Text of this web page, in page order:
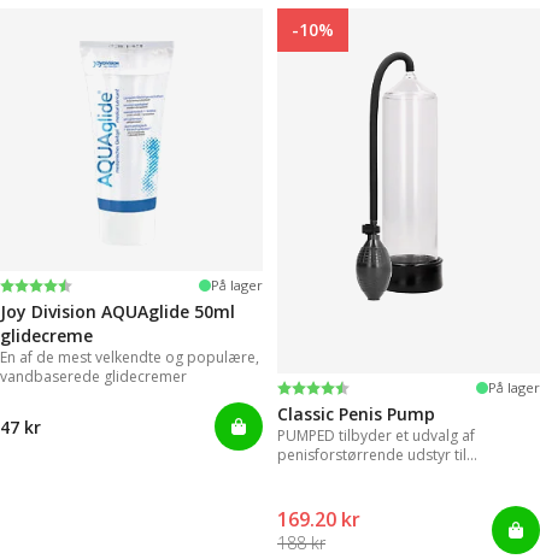
Vurdering:
4.2 ud af 5 stjerner På lager
Joy Division AQUAglide 50ml
glidecreme
En af de mest velkendte og populære,
vandbaserede glidecremer
47 kr
-10%
Vurdering:
4.3 ud af 5 stjerner På lager
Classic Penis Pump
PUMPED tilbyder et udvalg af
penisforstørrende udstyr til
169.20 kr
188 kr